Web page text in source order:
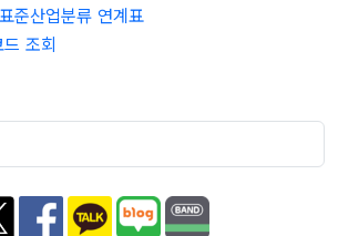
준산업분류 연계표
조회